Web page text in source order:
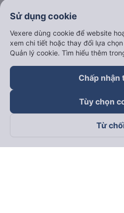
Sử dụng cookie
Vexere dùng cookie để website
xem chi tiết hoặc thay đổi lựa
Quản lý cookie. Tìm hiểu thêm
Chấp nhận
Tùy chọn
Từ